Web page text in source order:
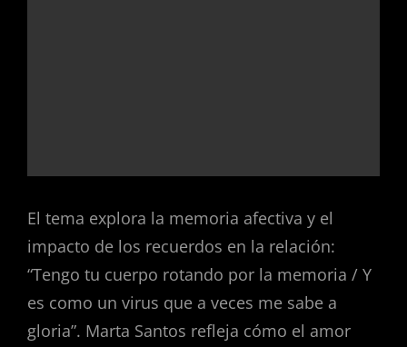
El tema explora la memoria afectiva y el
impacto de los recuerdos en la relación:
“Tengo tu cuerpo rotando por la memoria / Y
es como un virus que a veces me sabe a
gloria”. Marta Santos refleja cómo el amor